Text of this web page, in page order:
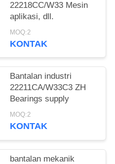
22218CC/W33 Mesin
aplikasi, dll.
MOQ:2
KONTAK
Bantalan industri
22211CA/W33C3 ZH
Bearings supply
MOQ:2
KONTAK
bantalan mekanik